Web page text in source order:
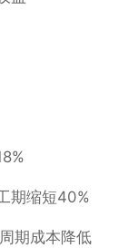
期缩短40%
期成本降低